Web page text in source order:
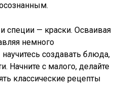
специи — краски. Осваивая
немного
создавать блюда,
Начните с малого, делайте
классические рецепты